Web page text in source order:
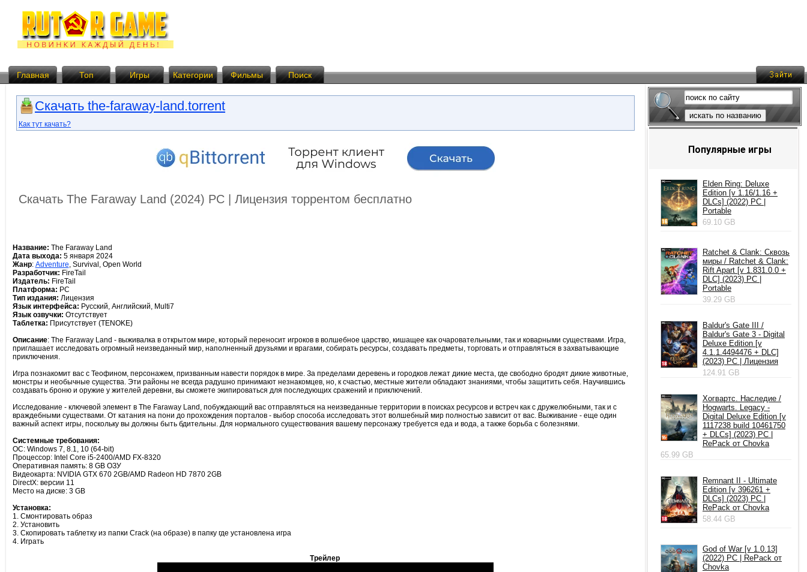
Главная Топ Игры Категории Фильмы Поиск
Скачать the-faraway-land.torrent
Как тут качать?
Скачать The Faraway Land (2024) PC | Лицензия торрентом бесплатно
Название: The Faraway Land
Дата выхода: 5 января 2024
Жанр: Adventure, Survival, Open World
Разработчик: FireTail
Издатель: FireTail
Платформа: PC
Тип издания: Лицензия
Язык интерфейса: Русский, Английский, Multi7
Язык озвучки: Отсутствует
Таблетка: Присутствует (TENOKE)
Описание: The Faraway Land - выживалка в открытом мире, который переносит игроков в волшебное царство, кишащее как очаровательными, так и коварными существами. Игра,
приглашает исследовать огромный неизведанный мир, наполненный друзьями и врагами, собирать ресурсы, создавать предметы, торговать и отправляться в захватывающие
приключения.
Игра познакомит вас с Теофином, персонажем, призванным навести порядок в мире. За пределами деревень и городков лежат дикие места, где свободно бродят дикие животные,
монстры и необычные существа. Эти районы не всегда радушно принимают незнакомцев, но, к счастью, местные жители обладают знаниями, чтобы защитить себя. Научившись
создавать броню и оружие у жителей деревни, вы сможете экипироваться для последующих сражений и приключений.
Исследование - ключевой элемент в The Faraway Land, побуждающий вас отправляться на неизведанные территории в поисках ресурсов и встреч как с дружелюбными, так и с
враждебными существами. От катания на пони до прохождения порталов - выбор способа исследовать этот волшебный мир полностью зависит от вас. Выживание - еще один
важный аспект игры, поскольку вы должны быть бдительны. Для нормального существования вашему персонажу требуется еда и вода, а также борьба с болезнями.
Системные требования:
ОС: Windows 7, 8.1, 10 (64-bit)
Процессор: Intel Core i5-2400/AMD FX-8320
Оперативная память: 8 GB ОЗУ
Видеокарта: NVIDIA GTX 670 2GB/AMD Radeon HD 7870 2GB
DirectX: версии 11
Место на диске: 3 GB
Установка:
1. Смонтировать образ
2. Установить
3. Скопировать таблетку из папки Crack (на образе) в папку где установлена игра
4. Играть
Трейлер
искать по названию
Популярные игры
Elden Ring: Deluxe
Edition [v 1.16/1.16 +
DLCs] (2022) PC |
Portable
69.10 GB
Ratchet & Clank: Сквозь
миры / Ratchet & Clank:
Rift Apart [v 1.831.0.0 +
DLC] (2023) PC |
Portable
39.29 GB
Baldur's Gate III /
Baldur's Gate 3 - Digital
Deluxe Edition [v
4.1.1.4494476 + DLC]
(2023) PC | Лицензия
124.91 GB
Хогвартс. Наследие /
Hogwarts. Legacy -
Digital Deluxe Edition [v
1117238 build 10461750
+ DLCs] (2023) PC |
RePack от Chovka
65.99 GB
Remnant II - Ultimate
Edition [v 396261 +
DLCs] (2023) PC |
RePack от Chovka
58.44 GB
God of War [v 1.0.13]
(2022) PC | RePack от
Chovka